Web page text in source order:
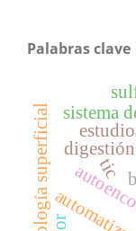
Palabras clave
sistema
morfología superficial tic